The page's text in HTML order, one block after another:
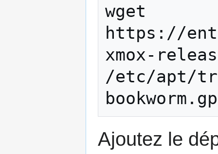
wget
https://
xmox-
/etc/apt/
Ajoutez le